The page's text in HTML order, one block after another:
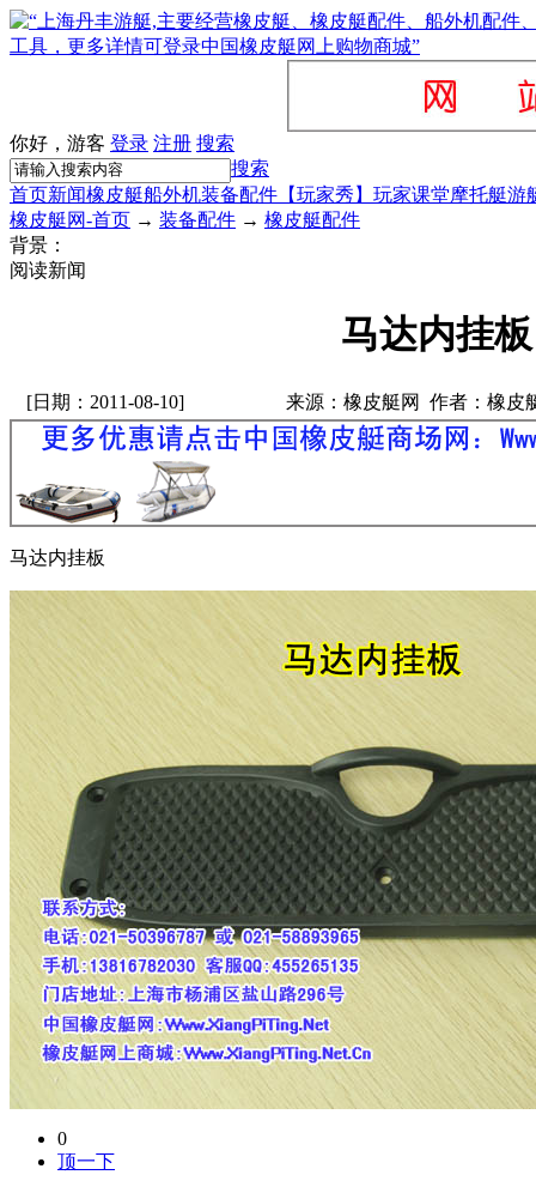
你好，游客 登录 注册 搜索
搜索
首页新闻橡皮艇船外机装备配件 【玩家秀】 玩家课堂摩托艇游
橡皮艇网-首页 → 装备配件 → 橡皮艇配件
背景：
阅读新闻
马达内挂板
[日期：2011-08-10] 来源：橡皮艇网 作者：橡皮
马达内挂板
0
顶一下